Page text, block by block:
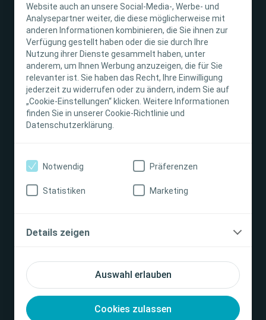
Website auch an unsere Social-Media-, Werbe- und
Analysepartner weiter, die diese möglicherweise mit
anderen Informationen kombinieren, die Sie ihnen zur
Verfügung gestellt haben oder die sie durch Ihre
Nutzung ihrer Dienste gesammelt haben, unter
anderem, um Ihnen Werbung anzuzeigen, die für Sie
relevanter ist. Sie haben das Recht, Ihre Einwilligung
jederzeit zu widerrufen oder zu ändern, indem Sie auf
„Cookie-Einstellungen“ klicken. Weitere Informationen
finden Sie in unserer Cookie-Richtlinie und
Datenschutzerklärung.
Auswahl erlauben
Cookies zulassen
Notwendig Präferenzen
Statistiken Marketing
Details zeigen
Stomaversorgung
Darmmanagement
Interventional Urology
Unternehmen
Services